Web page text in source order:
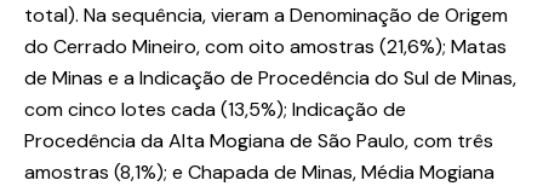
total). Na sequência, vieram a Denominação de Origem
do Cerrado Mineiro, com oito amostras (21,6%); Matas
de Minas e a Indicação de Procedência do Sul de Minas,
com cinco lotes cada (13,5%); Indicação de
Procedência da Alta Mogiana de São Paulo, com três
amostras (8,1%); e Chapada de Minas, Média Mogiana